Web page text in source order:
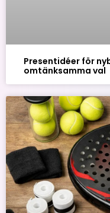
Presentidéer för
omtänksamma val